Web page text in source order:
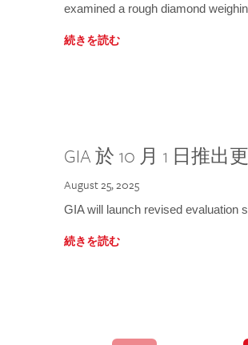
examined a rough diamond
続きを読む
GIA 於 10 月 1 日推
August 25, 2025
GIA will launch revised evaluation
続きを読む